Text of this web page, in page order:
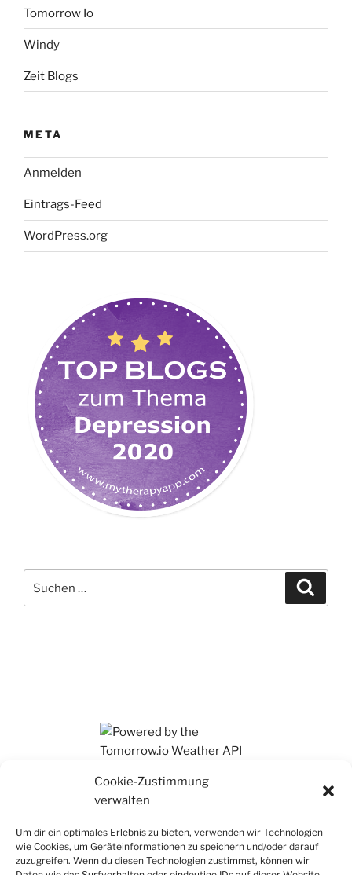
Cookie-Zustimmung
verwalten
Um dir ein optimales Erlebnis zu bieten, verwenden wir Technologien
wie Cookies, um Geräteinformationen zu speichern und/oder darauf
zuzugreifen. Wenn du diesen Technologien zustimmst, können wir
Tomorrow Io
Windy
Zeit Blogs
META
Anmelden
Eintrags-Feed
WordPress.org
nach: